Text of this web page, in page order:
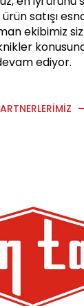
satışı
ekibimiz
ediyor.